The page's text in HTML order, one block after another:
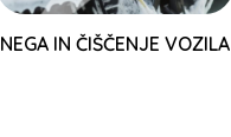
NEGA IN ČIŠČENJE VOZILA